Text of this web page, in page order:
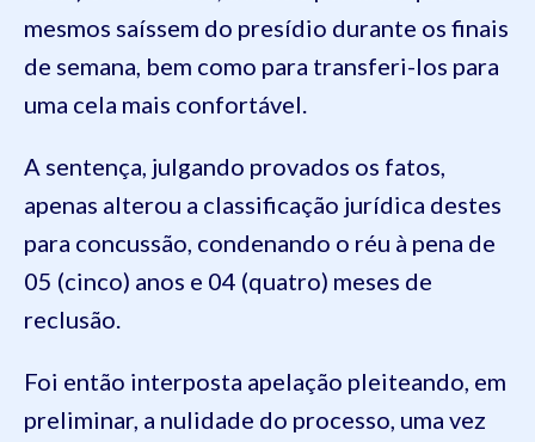
mesmos saíssem do presídio durante os finais
de semana, bem como para transferi-los para
uma cela mais confortável.
A sentença, julgando provados os fatos,
apenas alterou a classificação jurídica destes
para concussão, condenando o réu à pena de
05 (cinco) anos e 04 (quatro) meses de
reclusão.
Foi então interposta apelação pleiteando, em
preliminar, a nulidade do processo, uma vez